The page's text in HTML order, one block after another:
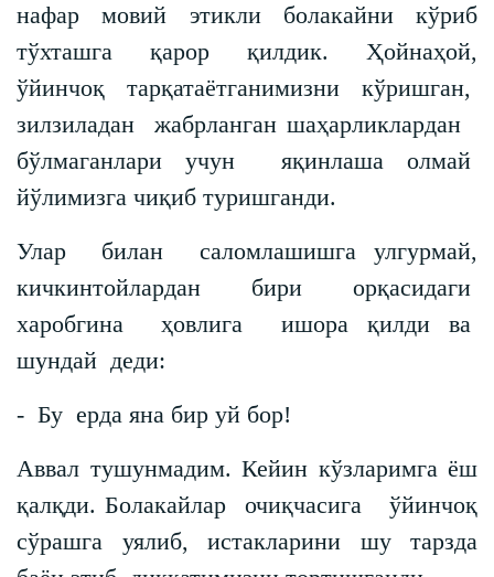
нафар мовий этикли болакайни кўриб
тўхташга қарор қилдик. Ҳойнаҳой,
ўйинчоқ тарқатаётганимизни кўришган,
зилзиладан жабрланган шаҳарликлардан
бўлмаганлари учун яқинлаша олмай
йўлимизга чиқиб туришганди.
Улар билан саломлашишга улгурмай,
кичкинтойлардан бири орқасидаги
харобгина ҳовлига ишора қилди ва
шундай деди:
- Бу ерда яна бир уй бор!
Аввал тушунмадим. Кейин кўзларимга ёш
қалқди. Болакайлар очиқчасига ўйинчоқ
сўрашга уялиб, истакларини шу тарзда